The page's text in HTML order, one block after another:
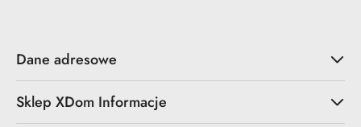
Dane adresowe
Sklep XDom Informacje